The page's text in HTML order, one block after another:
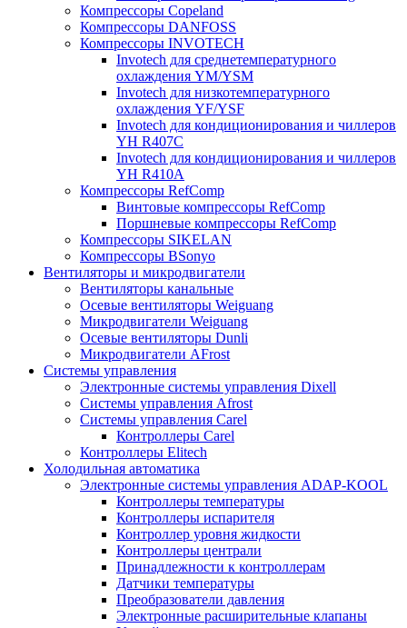
Компрессоры Copeland
Компрессоры DANFOSS
Компрессоры INVOTECH
Invotech для среднетемпературного
охлаждения YM/YSM
Invotech для низкотемпературного
охлаждения YF/YSF
Invotech для кондиционирования и чиллеров
YH R407C
Invotech для кондиционирования и чиллеров
YH R410A
Компрессоры RefComp
Винтовые компрессоры RefComp
Поршневые компрессоры RefComp
Компрессоры SIKELAN
Компрессоры BSonyo
Вентиляторы и микродвигатели
Вентиляторы канальные
Осевые вентиляторы Weiguang
Микродвигатели Weiguang
Осевые вентиляторы Dunli
Микродвигатели AFrost
Системы управления
Электронные системы управления Dixell
Системы управления Afrost
Системы управления Carel
Контроллеры Carel
Контроллеры Elitech
Холодильная автоматика
Электронные системы управления ADAP-KOOL
Контроллеры температуры
Контроллеры испарителя
Контроллер уровня жидкости
Контроллеры централи
Принадлежности к контроллерам
Датчики температуры
Преобразователи давления
Электронные расширительные клапаны